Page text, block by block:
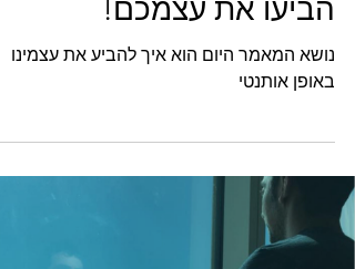
הביעו את עצמכם!
נושא המאמר היום הוא איך להביע את עצמינו